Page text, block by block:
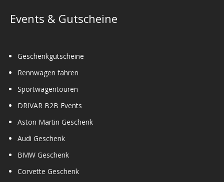
Events & Gutscheine
Geschenkgutscheine
Rennwagen fahren
Sportwagentouren
DRIVAR B2B Events
Aston Martin Geschenk
Audi Geschenk
BMW Geschenk
Corvette Geschenk